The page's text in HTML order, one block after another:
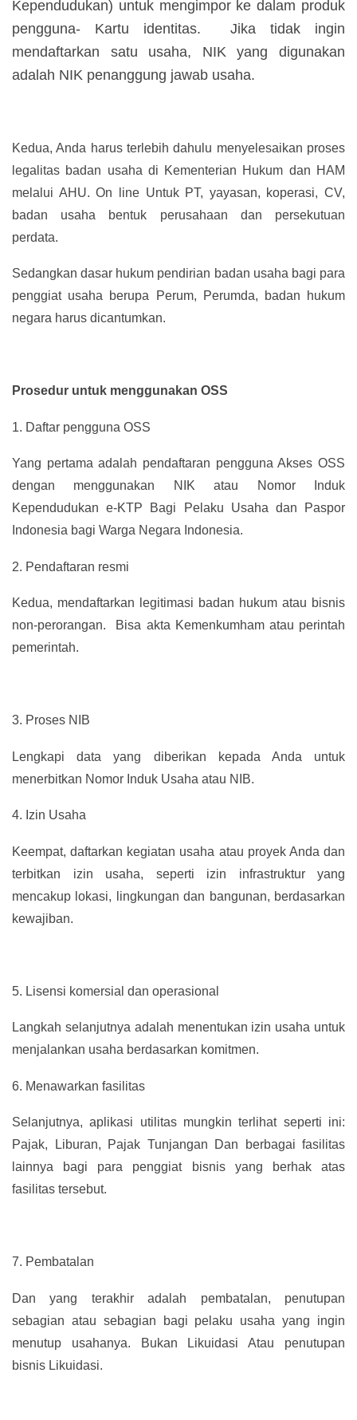
Kependudukan) untuk mengimpor ke dalam produk
pengguna- Kartu identitas. Jika tidak ingin
mendaftarkan satu usaha, NIK yang digunakan
adalah NIK penanggung jawab usaha.
Kedua, Anda harus terlebih dahulu menyelesaikan proses
legalitas badan usaha di Kementerian Hukum dan HAM
melalui AHU. On line Untuk PT, yayasan, koperasi, CV,
badan usaha bentuk perusahaan dan persekutuan
perdata.
Sedangkan dasar hukum pendirian badan usaha bagi para
penggiat usaha berupa Perum, Perumda, badan hukum
negara harus dicantumkan.
Prosedur untuk menggunakan OSS
1. Daftar pengguna OSS
Yang pertama adalah pendaftaran pengguna Akses OSS
dengan menggunakan NIK atau Nomor Induk
Kependudukan e-KTP Bagi Pelaku Usaha dan Paspor
Indonesia bagi Warga Negara Indonesia.
2. Pendaftaran resmi
Kedua, mendaftarkan legitimasi badan hukum atau bisnis
non-perorangan. Bisa akta Kemenkumham atau perintah
pemerintah.
3. Proses NIB
Lengkapi data yang diberikan kepada Anda untuk
menerbitkan Nomor Induk Usaha atau NIB.
4. Izin Usaha
Keempat, daftarkan kegiatan usaha atau proyek Anda dan
terbitkan izin usaha, seperti izin infrastruktur yang
mencakup lokasi, lingkungan dan bangunan, berdasarkan
kewajiban.
5. Lisensi komersial dan operasional
Langkah selanjutnya adalah menentukan izin usaha untuk
menjalankan usaha berdasarkan komitmen.
6. Menawarkan fasilitas
Selanjutnya, aplikasi utilitas mungkin terlihat seperti ini:
Pajak, Liburan, Pajak Tunjangan Dan berbagai fasilitas
lainnya bagi para penggiat bisnis yang berhak atas
fasilitas tersebut.
7. Pembatalan
Dan yang terakhir adalah pembatalan, penutupan
sebagian atau sebagian bagi pelaku usaha yang ingin
menutup usahanya. Bukan Likuidasi Atau penutupan
bisnis Likuidasi.